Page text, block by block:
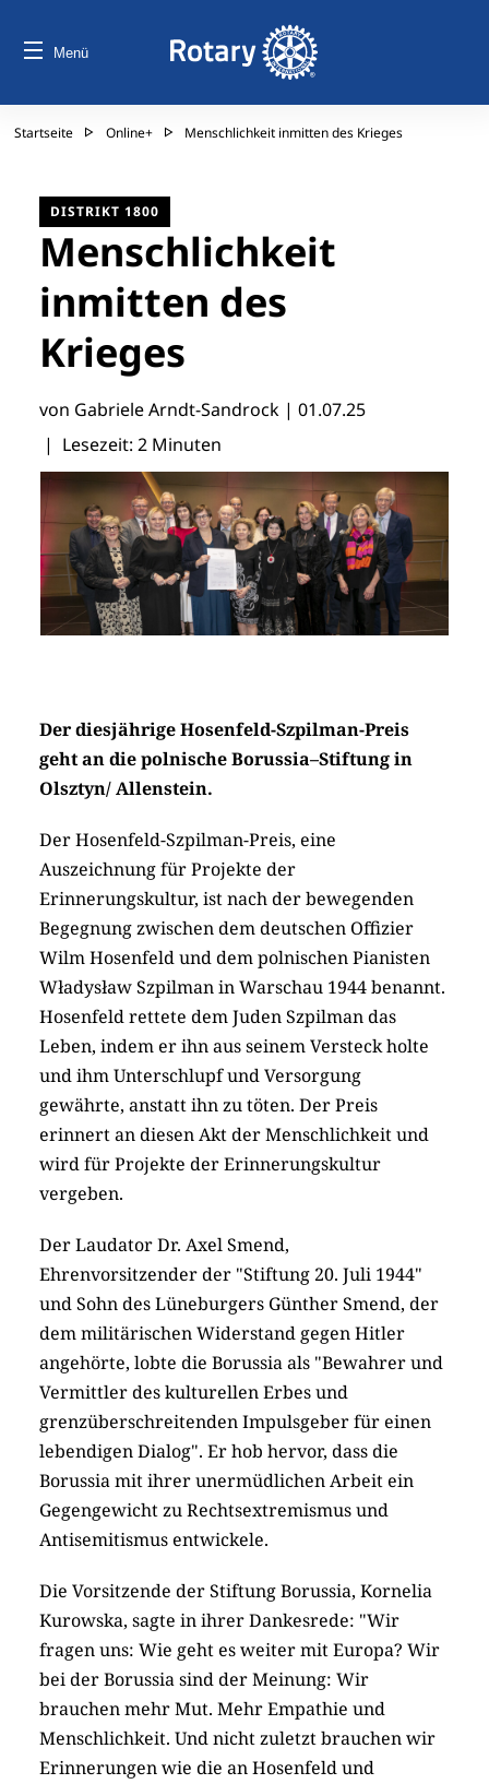
Menü
Startseite Online+ Menschlichkeit inmitten des Krieges
DISTRIKT 1800
Menschlichkeit
inmitten des
Krieges
von Gabriele Arndt-Sandrock | 01.07.25
| Lesezeit: 2 Minuten
Der diesjährige Hosenfeld-Szpilman-Preis
geht an die polnische Borussia–Stiftung in
Olsztyn/ Allenstein.
Der Hosenfeld-Szpilman-Preis, eine
Auszeichnung für Projekte der
Erinnerungskultur, ist nach der bewegenden
Begegnung zwischen dem deutschen Offizier
Wilm Hosenfeld und dem polnischen Pianisten
Władysław Szpilman in Warschau 1944 benannt.
Hosenfeld rettete dem Juden Szpilman das
Leben, indem er ihn aus seinem Versteck holte
und ihm Unterschlupf und Versorgung
gewährte, anstatt ihn zu töten. Der Preis
erinnert an diesen Akt der Menschlichkeit und
wird für Projekte der Erinnerungskultur
vergeben.
Der Laudator Dr. Axel Smend,
Ehrenvorsitzender der "Stiftung 20. Juli 1944"
und Sohn des Lüneburgers Günther Smend, der
dem militärischen Widerstand gegen Hitler
angehörte, lobte die Borussia als "Bewahrer und
Vermittler des kulturellen Erbes und
grenzüberschreitenden Impulsgeber für einen
lebendigen Dialog". Er hob hervor, dass die
Borussia mit ihrer unermüdlichen Arbeit ein
Gegengewicht zu Rechtsextremismus und
Antisemitismus entwickele.
Die Vorsitzende der Stiftung Borussia, Kornelia
Kurowska, sagte in ihrer Dankesrede: "Wir
fragen uns: Wie geht es weiter mit Europa? Wir
bei der Borussia sind der Meinung: Wir
brauchen mehr Mut. Mehr Empathie und
Menschlichkeit. Und nicht zuletzt brauchen wir
Erinnerungen wie die an Hosenfeld und